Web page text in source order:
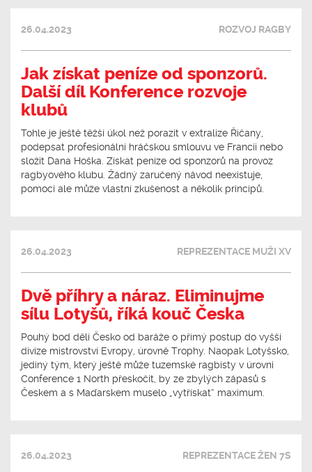
26.04.2023 ROZVOJ RAGBY
Jak získat peníze od sponzorů.
Další díl Konference rozvoje
klubů
Tohle je ještě těžší úkol než porazit v extralize Říčany,
podepsat profesionální hráčskou smlouvu ve Francii nebo
složit Dana Hoška. Získat peníze od sponzorů na provoz
ragbyového klubu. Žádný zaručený návod neexistuje,
pomoci ale může vlastní zkušenost a několik principů.
26.04.2023 REPREZENTACE MUŽI XV
Dvě příhry a náraz. Eliminujme
sílu Lotyšů, říká kouč Česka
Pouhý bod dělí Česko od baráže o přímý postup do vyšší
divize mistrovství Evropy, úrovně Trophy. Naopak Lotyšsko,
jediný tým, který ještě může tuzemské ragbisty v úrovni
Conference 1 North přeskočit, by ze zbylých zápasů s
Českem a s Maďarskem muselo „vytřískat“ maximum.
26.04.2023 REPREZENTACE ŽEN 7S